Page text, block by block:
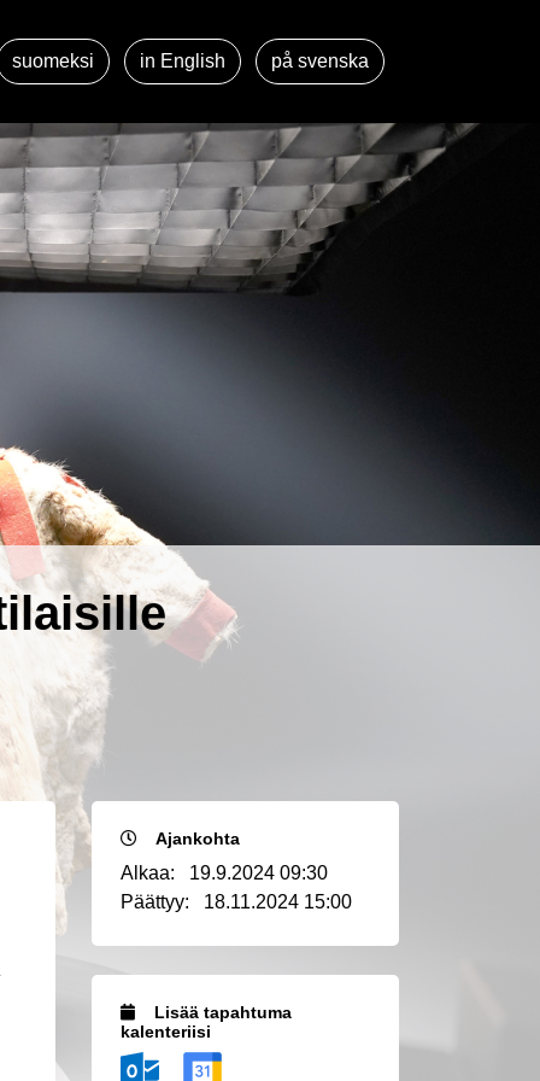
suomeksi in English på svenska
Ajankohta
Alkaa: 19.9.2024 09:30
Päättyy: 18.11.2024 15:00
Lisää tapahtuma
kalenteriisi